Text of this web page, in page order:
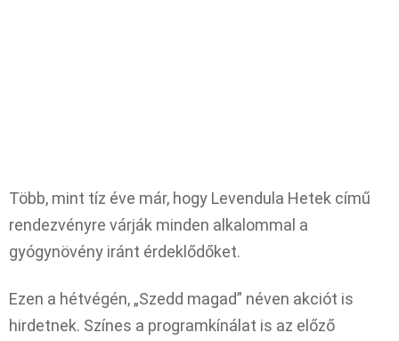
Több, mint tíz éve már, hogy Levendula Hetek című
rendezvényre várják minden alkalommal a
gyógynövény iránt érdeklődőket.
Ezen a hétvégén, „Szedd magad” néven akciót is
hirdetnek. Színes a programkínálat is az előző